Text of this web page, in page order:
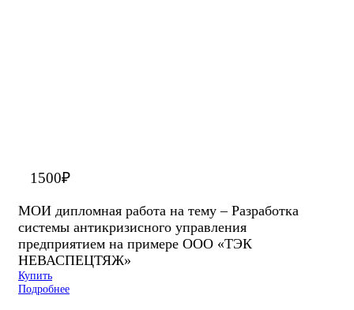
1500₽
МОИ дипломная работа на тему – Разработка
системы антикризисного управления
предприятием на примере ООО «ТЭК
НЕВАСПЕЦТЯЖ»
Купить
Подробнее